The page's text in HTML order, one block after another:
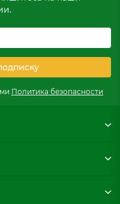
Политика безопасности